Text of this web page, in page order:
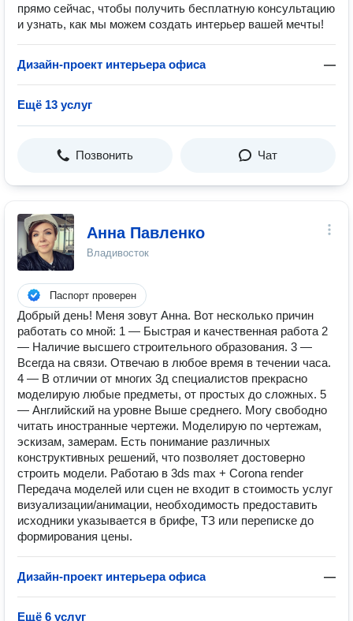
прямо сейчас, чтобы получить бесплатную консультацию
и узнать, как мы можем создать интерьер вашей мечты!
Дизайн-проект интерьера офиса —
Ещё 13 услуг
Позвонить Чат
Анна Павленко
Владивосток
Паспорт проверен
Добрый день! Меня зовут Анна. Вот несколько причин
работать со мной: 1 — Быстрая и качественная работа 2
— Наличие высшего строительного образования. 3 —
Всегда на связи. Отвечаю в любое время в течении часа.
4 — В отличии от многих 3д специалистов прекрасно
моделирую любые предметы, от простых до сложных. 5
— Английский на уровне Выше среднего. Могу свободно
читать иностранные чертежи. Моделирую по чертежам,
эскизам, замерам. Есть понимание различных
конструктивных решений, что позволяет достоверно
строить модели. Работаю в 3ds max + Corona render
Передача моделей или сцен не входит в стоимость услуг
визуализации/анимации, необходимость предоставить
исходники указывается в брифе, ТЗ или переписке до
формирования цены.
Дизайн-проект интерьера офиса —
Ещё 6 услуг